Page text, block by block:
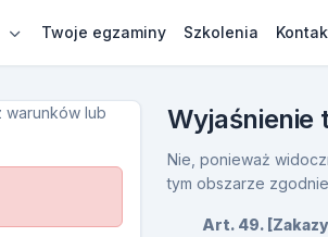
Twoje egzaminy Szkolenia
Wyjaśnienie
Nie, ponieważ
tym obszarze
Art. 49.